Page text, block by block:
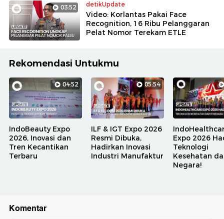
03:52 detikUpdate
Video: Korlantas Pakai Face
Recognition, 16 Ribu Pelanggaran
Pelat Nomor Terekam ETLE
Rekomendasi Untukmu
04:52
IndoBeauty Expo
2026, Inovasi dan
Tren Kecantikan
Terbaru
05:54
ILF & IGT Expo 2026
Resmi Dibuka,
Hadirkan Inovasi
Industri Manufaktur
Expo 2026
Teknologi
Kesehatan
Negara!